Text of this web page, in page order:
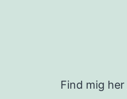
Find mig her